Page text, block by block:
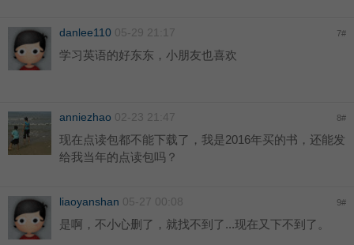
danlee110 05-29 21:17 7#
学习英语的好东东，小朋友也喜欢
anniezhao 02-23 21:47 8#
现在点读包都不能下载了，我是2016年买的书，还能发
给我当年的点读包吗？
liaoyanshan 05-27 00:08 9#
是啊，不小心删了，就找不到了...现在又下不到了。